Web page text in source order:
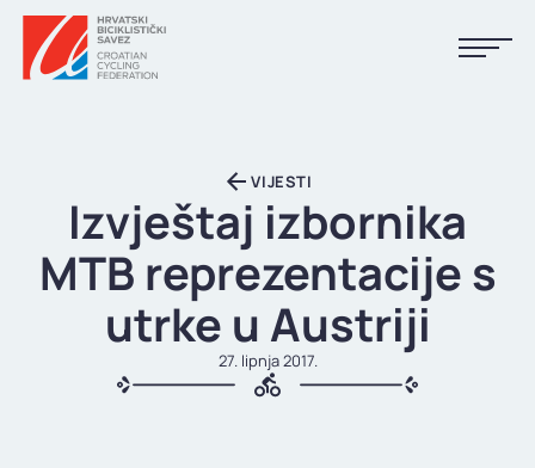
KALENDAR
REZULTATI
TIJELA HBS-A
VIJESTI
Izvještaj izbornika
MTB reprezentacije s
utrke u Austriji
27. lipnja 2017.